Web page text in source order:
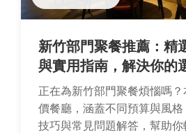
新竹部門聚餐推薦：精
與實用指南，解決你的
正在為新竹部門聚餐煩惱嗎
價餐廳，涵蓋不同預算與風
技巧與常見問題解答，幫助